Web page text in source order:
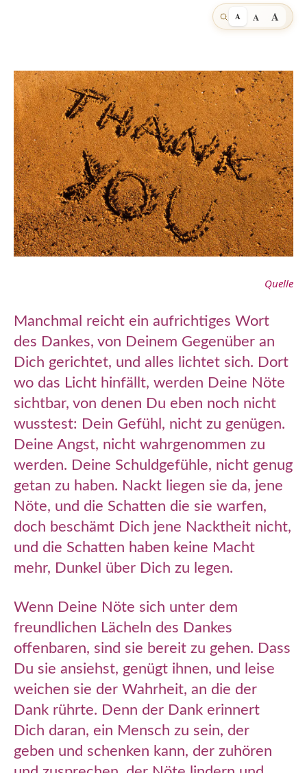
A A A
Quelle
Manchmal reicht ein aufrichtiges Wort
des Dankes, von Deinem Gegenüber an
Dich gerichtet, und alles lichtet sich. Dort
wo das Licht hinfällt, werden Deine Nöte
sichtbar, von denen Du eben noch nicht
wusstest: Dein Gefühl, nicht zu genügen.
Deine Angst, nicht wahrgenommen zu
werden. Deine Schuldgefühle, nicht genug
getan zu haben. Nackt liegen sie da, jene
Nöte, und die Schatten die sie warfen,
doch beschämt Dich jene Nacktheit nicht,
und die Schatten haben keine Macht
mehr, Dunkel über Dich zu legen.
Wenn Deine Nöte sich unter dem
freundlichen Lächeln des Dankes
offenbaren, sind sie bereit zu gehen. Dass
Du sie ansiehst, genügt ihnen, und leise
weichen sie der Wahrheit, an die der
Dank rührte. Denn der Dank erinnert
Dich daran, ein Mensch zu sein, der
geben und schenken kann, der zuhören